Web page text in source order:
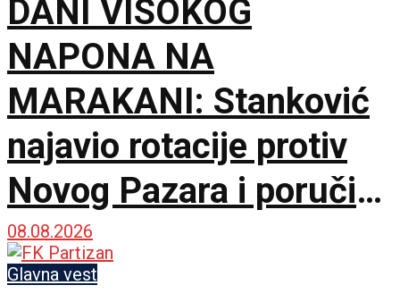
DANI VISOKOG
NAPONA NA
MARAKANI: Stanković
najavio rotacije protiv
Novog Pazara i poručio
– Nije pitanje života i
smrti, ali hoću
08.08.2026
Glavna vest